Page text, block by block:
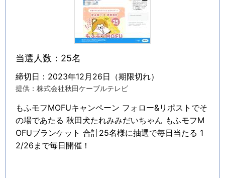
当選人数：25名
締切日：2023年12月26日（期限切れ）
提供：株式会社秋田ケーブルテレビ
もふモフMOFUキャンペーン フォロー&リポストでそ
の場であたる 秋田犬たれみみだいちゃん もふモフM
OFUブランケット 合計25名様に抽選で毎日当たる 1
2/26まで毎日開催！